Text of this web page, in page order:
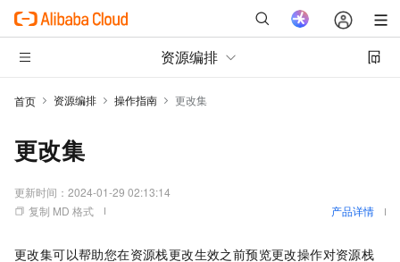
资源编排
首页 资源编排 操作指南 更改集
更改集
更新时间： 2024-01-29 02:13:14
复制 MD 格式
产品详情
更改集可以帮助您在资源栈更改生效之前预览更改操作对资源栈